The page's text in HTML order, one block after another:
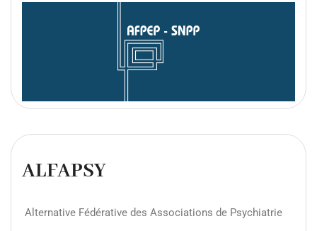
ALFAPSY
Alternative Fédérative des Associations de Psychiatrie